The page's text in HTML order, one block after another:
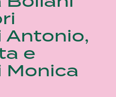
Antonio,
e
Monica